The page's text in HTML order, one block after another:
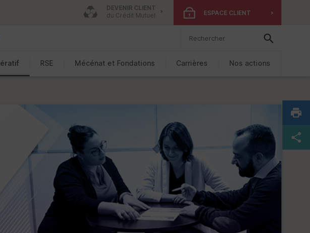
DEVENIR CLIENT
du Crédit Mutuel
ESPACE CLIENT
RSE Mécénat et Fondations Carrières Nos actions